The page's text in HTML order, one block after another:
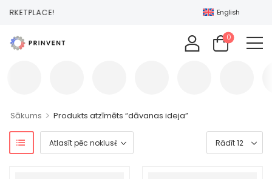
English
0
Sākums > Produkts atzīmēts “dāvanas ideja”